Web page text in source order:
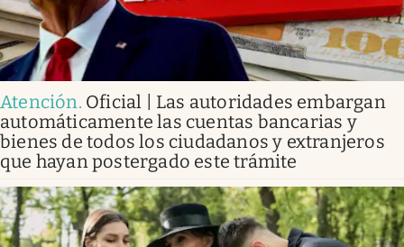
Atención. Oficial | Las autoridades embargan
automáticamente las cuentas bancarias y
bienes de todos los ciudadanos y extranjeros
que hayan postergado este trámite